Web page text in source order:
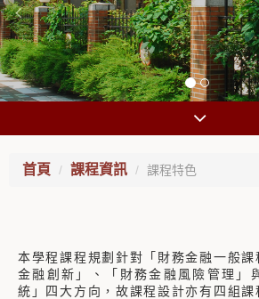
首頁 課程資訊 課程特色
本學程課程規劃針對「財務金融一般
金融創新」、「財務金融風險管理」
統」四大方向，故課程設計亦有四組